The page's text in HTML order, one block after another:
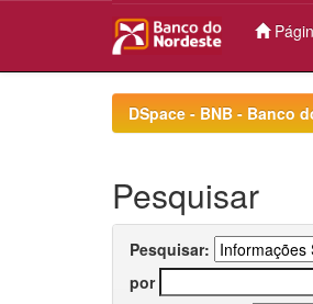
DSpace - BNB - Banco
Pesquisar
Pesquisar:
por